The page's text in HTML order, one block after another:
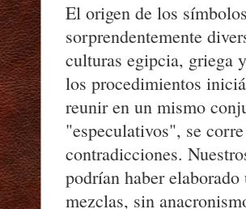
El origen de los
sorprendentemente
culturas egipcia, griega
los procedimientos
reunir en un mismo
"especulativos", se
contradicciones.
podrían haber
mezclas, sin